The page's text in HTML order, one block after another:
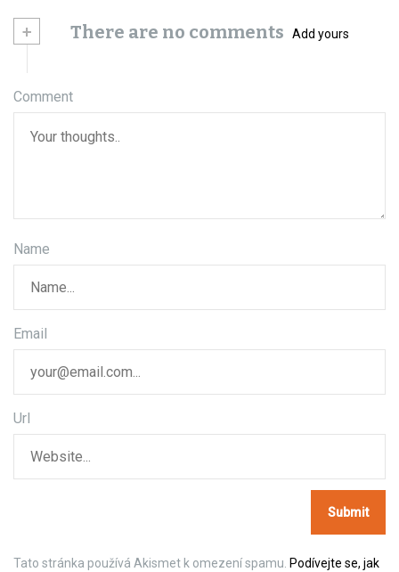
i
g
c
r
o
ř
í
p
v
k
+ There are no comments Add yours
Comment
Name
Email
Url
Tato stránka používá Akismet k omezení spamu. Podívejte se, jak